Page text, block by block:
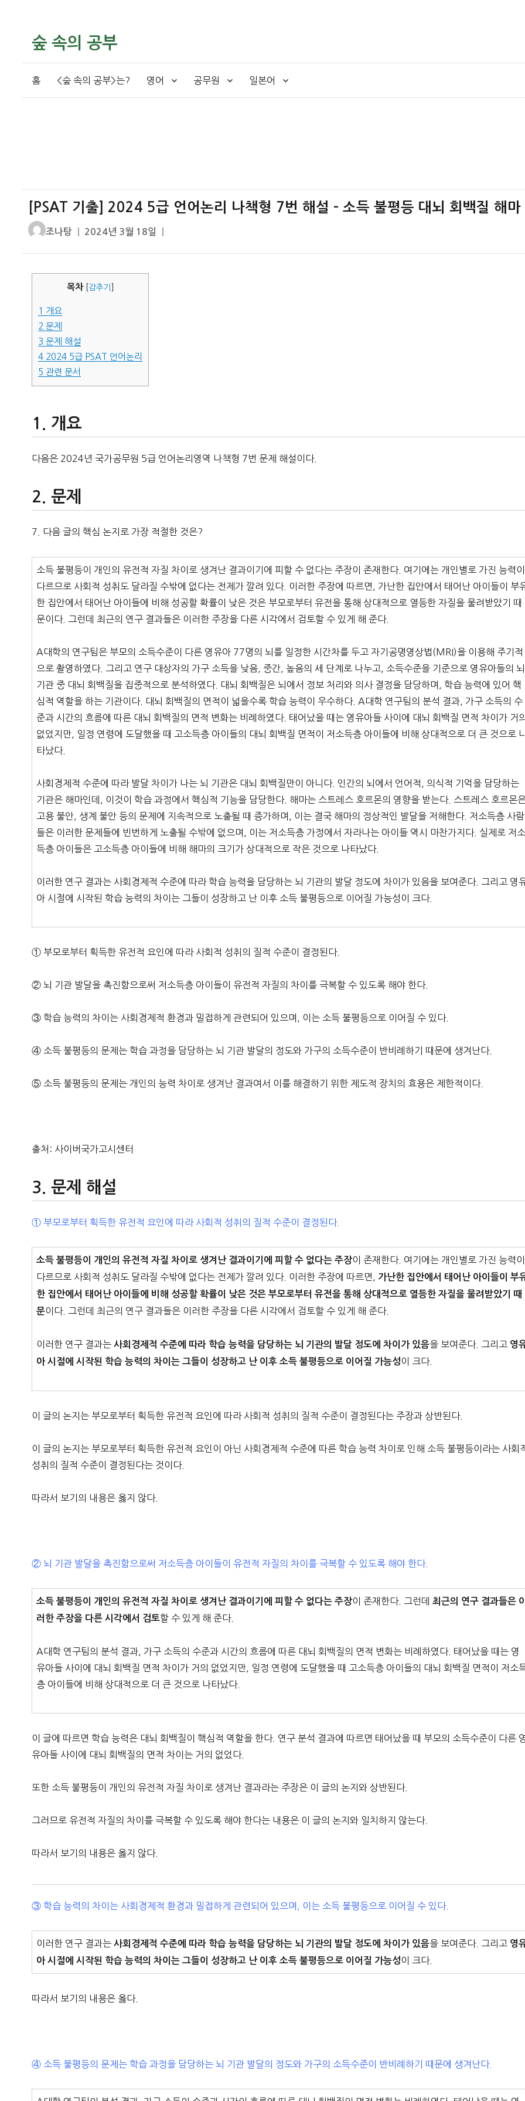
숲 속의 공부
홈 <숲 속의 공부>는? 영어 공무원 일본어
[PSAT 기출] 2024 5급 언어논리 나책형 7번 해설 – 소득 불평등 대뇌 회백질 해마
글
조나탕
작
자
2024년 3월 18일
목차 감추기
1 개요
2 문제
3 문제 해설
4 2024 5급 PSAT 언어논리
5 관련 문서
개요
다음은 2024년 국가공무원 5급 언어논리영역 나책형 7번 문제 해설이다.
문제
7. 다음 글의 핵심 논지로 가장 적절한 것은?
소득 불평등이 개인의 유전적 자질 차이로 생겨난 결과이기에 피할 수 없다는 주장이 존재한다. 여기에는 개인별로 가진 능력이
다르므로 사회적 성취도 달라질 수밖에 없다는 전제가 깔려 있다. 이러한 주장에 따르면, 가난한 집안에서 태어난 아이들이 부
한 집안에서 태어난 아이들에 비해 성공할 확률이 낮은 것은 부모로부터 유전을 통해 상대적으로 열등한 자질을 물려받았기 때
문이다. 그런데 최근의 연구 결과들은 이러한 주장을 다른 시각에서 검토할 수 있게 해 준다.
A대학의 연구팀은 부모의 소득수준이 다른 영유아 77명의 뇌를 일정한 시간차를 두고 자기공명영상법(MRI)을 이용해 주기적
으로 촬영하였다. 그리고 연구 대상자의 가구 소득을 낮음, 중간, 높음의 세 단계로 나누고, 소득수준을 기준으로 영유아들의 뇌
기관 중 대뇌 회백질을 집중적으로 분석하였다. 대뇌 회백질은 뇌에서 정보 처리와 의사 결정을 담당하며, 학습 능력에 있어 핵
심적 역할을 하는 기관이다. 대뇌 회백질의 면적이 넓을수록 학습 능력이 우수하다. A대학 연구팀의 분석 결과, 가구 소득의 수
준과 시간의 흐름에 따른 대뇌 회백질의 면적 변화는 비례하였다. 태어났을 때는 영유아들 사이에 대뇌 회백질 면적 차이가 거
없었지만, 일정 연령에 도달했을 때 고소득층 아이들의 대뇌 회백질 면적이 저소득층 아이들에 비해 상대적으로 더 큰 것으로
타났다.
사회경제적 수준에 따라 발달 차이가 나는 뇌 기관은 대뇌 회백질만이 아니다. 인간의 뇌에서 언어적, 의식적 기억을 담당하는
기관은 해마인데, 이것이 학습 과정에서 핵심적 기능을 담당한다. 해마는 스트레스 호르몬의 영향을 받는다. 스트레스 호르몬
고용 불안, 생계 불안 등의 문제에 지속적으로 노출될 때 증가하며, 이는 결국 해마의 정상적인 발달을 저해한다. 저소득층 사람
들은 이러한 문제들에 빈번하게 노출될 수밖에 없으며, 이는 저소득층 가정에서 자라나는 아이들 역시 마찬가지다. 실제로 저
득층 아이들은 고소득층 아이들에 비해 해마의 크기가 상대적으로 작은 것으로 나타났다.
이러한 연구 결과는 사회경제적 수준에 따라 학습 능력을 담당하는 뇌 기관의 발달 정도에 차이가 있음을 보여준다. 그리고 영
아 시절에 시작된 학습 능력의 차이는 그들이 성장하고 난 이후 소득 불평등으로 이어질 가능성이 크다.
① 부모로부터 획득한 유전적 요인에 따라 사회적 성취의 질적 수준이 결정된다.
② 뇌 기관 발달을 촉진함으로써 저소득층 아이들이 유전적 자질의 차이를 극복할 수 있도록 해야 한다.
③ 학습 능력의 차이는 사회경제적 환경과 밀접하게 관련되어 있으며, 이는 소득 불평등으로 이어질 수 있다.
④ 소득 불평등의 문제는 학습 과정을 담당하는 뇌 기관 발달의 정도와 가구의 소득수준이 반비례하기 때문에 생겨난다.
⑤ 소득 불평등의 문제는 개인의 능력 차이로 생겨난 결과여서 이를 해결하기 위한 제도적 장치의 효용은 제한적이다.
출처: 사이버국가고시센터
문제 해설
① 부모로부터 획득한 유전적 요인에 따라 사회적 성취의 질적 수준이 결정된다.
소득 불평등이 개인의 유전적 자질 차이로 생겨난 결과이기에 피할 수 없다는 주장이 존재한다. 여기에는 개인별로 가진 능력이
다르므로 사회적 성취도 달라질 수밖에 없다는 전제가 깔려 있다. 이러한 주장에 따르면, 가난한 집안에서 태어난 아이들이 부
한 집안에서 태어난 아이들에 비해 성공할 확률이 낮은 것은 부모로부터 유전을 통해 상대적으로 열등한 자질을 물려받았기 때
문이다. 그런데 최근의 연구 결과들은 이러한 주장을 다른 시각에서 검토할 수 있게 해 준다.
이러한 연구 결과는사회경제적 수준에 따라 학습 능력을 담당하는 뇌 기관의 발달 정도에 차이가 있음을 보여준다. 그리고 영
아 시절에 시작된 학습 능력의 차이는 그들이 성장하고 난 이후 소득 불평등으로 이어질 가능성 이 크다.
이 글의 논지는 부모로부터 획득한 유전적 요인에 따라 사회적 성취의 질적 수준이 결정된다는 주장과 상반된다.
이 글의 논지는 부모로부터 획득한 유전적 요인이 아닌 사회경제적 수준에 따른 학습 능력 차이로 인해 소득 불평등이라는 사회
성취의 질적 수준이 결정된다는 것이다.
따라서 보기의 내용은 옳지 않다.
② 뇌 기관 발달을 촉진함으로써 저소득층 아이들이 유전적 자질의 차이를 극복할 수 있도록 해야 한다.
소득 불평등이 개인의 유전적 자질 차이로 생겨난 결과이기에 피할 수 없다는 주장이 존재한다. 그런데최근의 연구 결과들은
러한 주장을 다른 시각에서 검토할 수 있게 해 준다.
A대학 연구팀의 분석 결과, 가구 소득의 수준과 시간의 흐름에 따른 대뇌 회백질의 면적 변화는 비례하였다. 태어났을 때는 영
유아들 사이에 대뇌 회백질 면적 차이가 거의 없었지만, 일정 연령에 도달했을 때 고소득층 아이들의 대뇌 회백질 면적이 저소
층 아이들에 비해 상대적으로 더 큰 것으로 나타났다.
이 글에 따르면 학습 능력은 대뇌 회백질이 핵심적 역할을 한다. 연구 분석 결과에 따르면 태어났을 때 부모의 소득수준이 다른
유아들 사이에 대뇌 회백질의 면적 차이는 거의 없었다.
또한 소득 불평등이 개인의 유전적 자질 차이로 생겨난 결과라는 주장은 이 글의 논지와 상반된다.
그러므로 유전적 자질의 차이를 극복할 수 있도록 해야 한다는 내용은 이 글의 논지와 일치하지 않는다.
따라서 보기의 내용은 옳지 않다.
③ 학습 능력의 차이는 사회경제적 환경과 밀접하게 관련되어 있으며, 이는 소득 불평등으로 이어질 수 있다.
이러한 연구 결과는사회경제적 수준에 따라 학습 능력을 담당하는 뇌 기관의 발달 정도에 차이가 있음을 보여준다. 그리고 영
아 시절에 시작된 학습 능력의 차이는 그들이 성장하고 난 이후 소득 불평등으로 이어질 가능성 이 크다.
따라서 보기의 내용은 옳다.
④ 소득 불평등의 문제는 학습 과정을 담당하는 뇌 기관 발달의 정도와 가구의 소득수준이 반비례하기 때문에 생겨난다.